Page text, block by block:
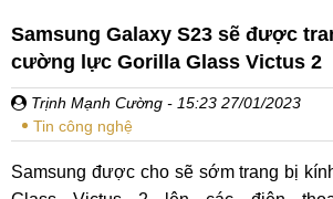
Samsung Galaxy S23 sẽ được
cường lực Gorilla Glass Victus 2
Trịnh Mạnh Cường - 15:23 27/01/2023
Tin công nghệ
Samsung được cho sẽ sớm trang bị